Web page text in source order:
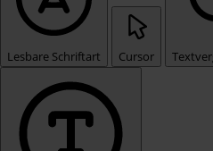
Lesbare Schriftart Cursor